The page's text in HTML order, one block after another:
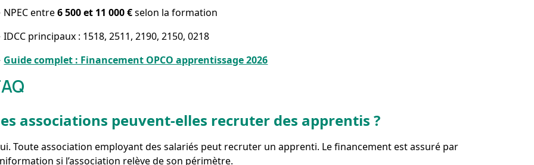
entre6 500 et 11 000 €selon la formation
principaux : 1518, 2511, 2190, 2150, 0218
Guide complet : Financement OPCO apprentissage 2026
associations peuvent-elles recruter des apprentis ?
Toute association employant des salariés peut recruter un apprenti. Le financement est assuré par
si l’association relève de son périmètre.